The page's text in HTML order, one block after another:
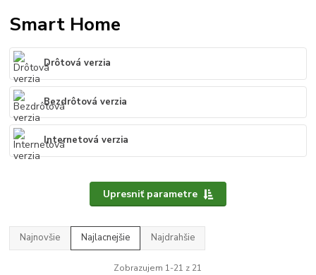
Smart Home
Drôtová verzia
Bezdrôtová verzia
Internetová verzia
Upresniť parametre
Najnovšie Najlacnejšie Najdrahšie
Zobrazujem 1-21 z 21